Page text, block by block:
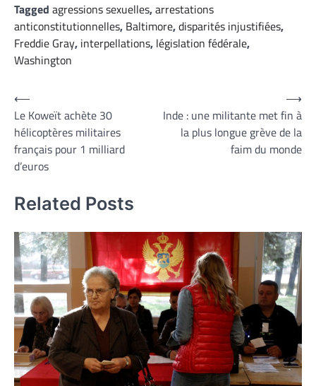
Tagged agressions sexuelles,arrestations
anticonstitutionnelles, Baltimore,disparités injustifiées,
Freddie Gray, interpellations, législation fédérale,
Washington
Navigation
de
l’article
⟵
Le Koweït achète 30
hélicoptères militaires
français pour 1 milliard
d’euros
Inde : une militante met fin à
la plus longue grève de la
faim du monde
⟶
Related Posts